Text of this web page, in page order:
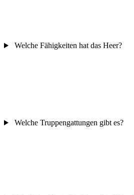
Welche Fähigkeiten hat das Heer?
Welche Truppengattungen gibt es?